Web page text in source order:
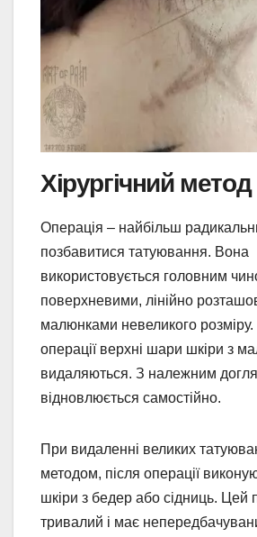
Хірургічний метод
Операція – найбільш
позбавитися татуювання. Вона
використовується головним
поверхневими, лінійно
малюнками невеликого розміру.
операції верхні шари шкіри з
видаляються. З належним
відновлюється самостійно.
При видаленні великих
методом, після операції
шкіри з бедер або сідниць. Цей
тривалий і має